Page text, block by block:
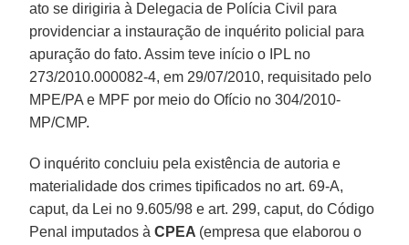
ato se dirigiria à Delegacia de Polícia Civil para
providenciar a instauração de inquérito policial para
apuração do fato. Assim teve início o IPL no
273/2010.000082-4, em 29/07/2010, requisitado pelo
MPE/PA e MPF por meio do Ofício no 304/2010-
MP/CMP.
O inquérito concluiu pela existência de autoria e
materialidade dos crimes tipificados no art. 69-A,
caput, da Lei no 9.605/98 e art. 299, caput, do Código
Penal imputados àCPEA (empresa que elaborou o